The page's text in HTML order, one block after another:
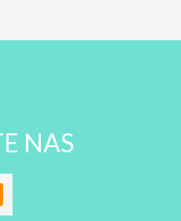
NAS